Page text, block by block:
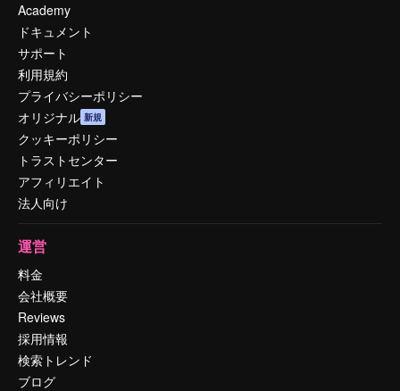
Academy
ドキュメント
サポート
利用規約
プライバシーポリシー
オリジナル 新規
クッキーポリシー
トラストセンター
アフィリエイト
法人向け
運営
料金
会社概要
Reviews
採用情報
検索トレンド
ブログ